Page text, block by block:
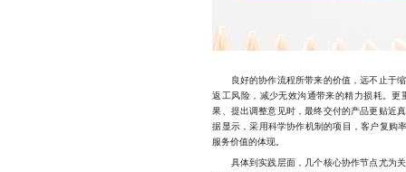
良好的协作流程所带来的价值，远不止于缩
返工风险，减少无效沟通带来的精力损耗。
果、提出调整意见时，最终交付的产品更贴近
据显示，采用科学协作机制的项目，客户复购
服务价值的体现。
具体到实践层面，几个核心协作节点尤为关